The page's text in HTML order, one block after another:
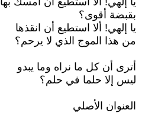
بقبضة أقوى؟
يا إلهي! ألا استطيع أن انقذها
من هذا الموج الذي لا يرحم؟
أترى أن كل ما نراه وما يبدو
ليس إلا حلما في حلم؟
العنوان الأصلي